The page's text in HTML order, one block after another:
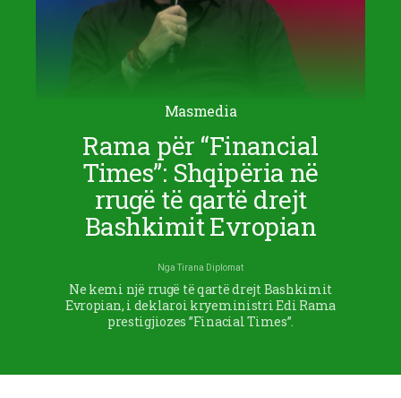
Masmedia
Rama për “Financial
Times”: Shqipëria në
rrugë të qartë drejt
Bashkimit Evropian
NgaTirana Diplomat
Ne kemi një rrugë të qartë drejt Bashkimit
Evropian, i deklaroi kryeministri Edi Rama
prestigjiozes ”Finacial Times”.